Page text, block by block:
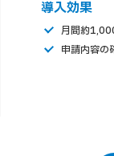
導入効果
月間約
申請内容の